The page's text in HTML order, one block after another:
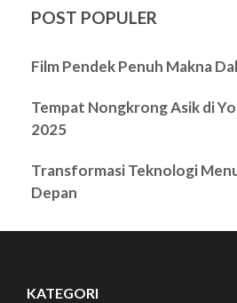
POST POPULER
Film Pendek Penuh Makna
Tempat Nongkrong Asik di
2025
Transformasi Teknologi
Depan
KATEGORI